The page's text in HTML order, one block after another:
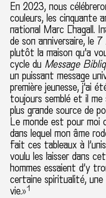
En 2023, nous
couleurs, les cinquante
national Marc Chagall.
de son anniversaire, le
plutôt la maison qu’a
cycle du Message
un puissant message
première jeunesse, j’ai
toujours semblé et il me
plus grande source de
Le monde est pour moi
dans lequel mon âme
fait ces tableaux à
voulu les laisser dans
hommes essaient d’y
certaine spiritualité, une
vie.»1